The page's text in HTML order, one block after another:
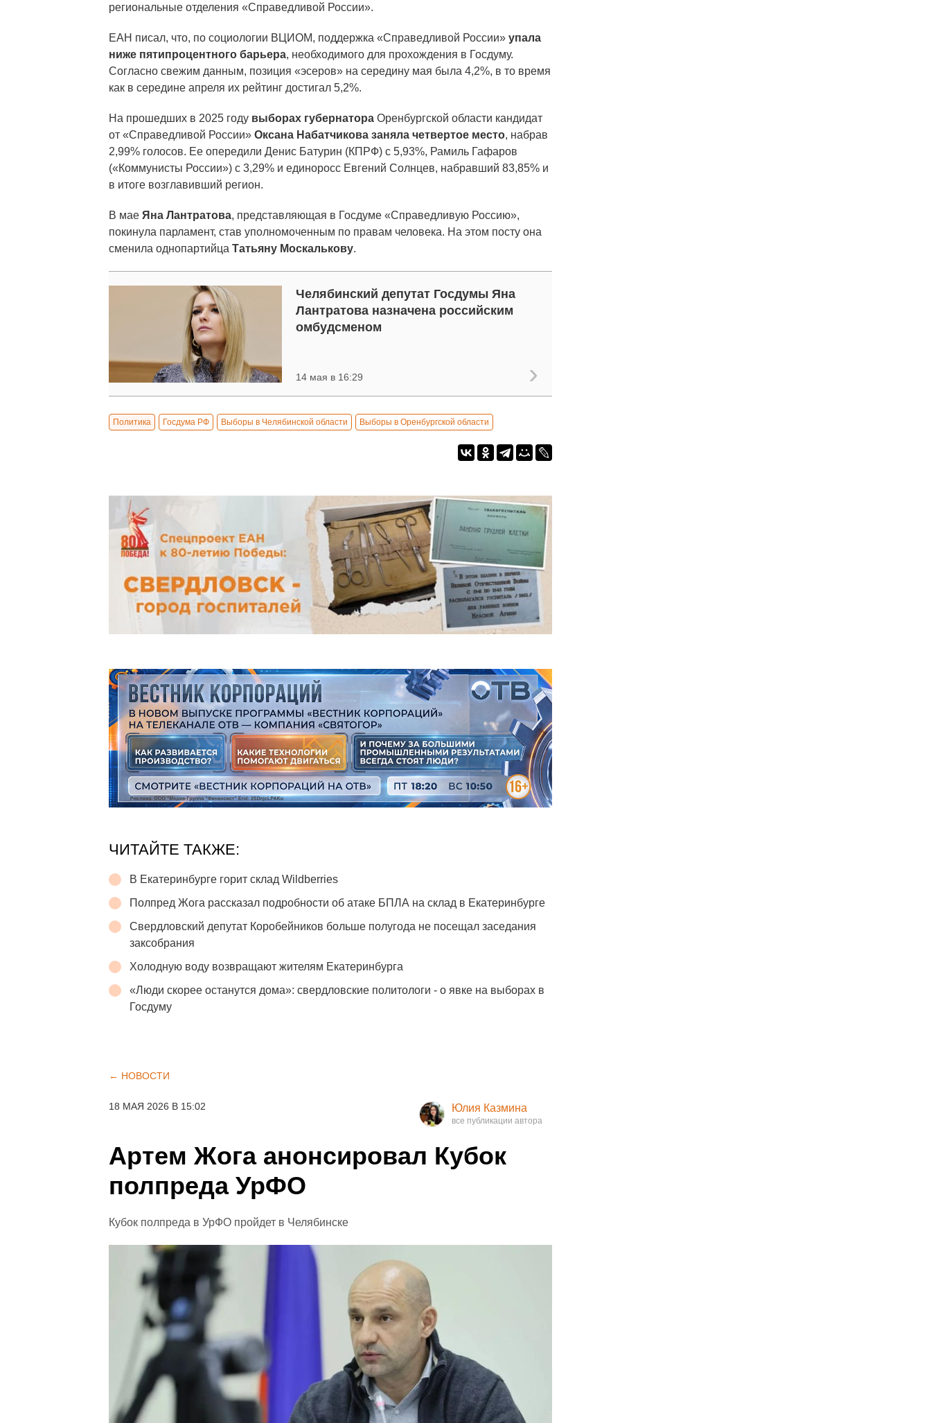
региональные отделения «Справедливой России».
ЕАН писал, что, по социологии ВЦИОМ, поддержка «Справедливой России» упала
ниже пятипроцентного барьера, необходимого для прохождения в Госдуму.
Согласно свежим данным, позиция «эсеров» на середину мая была 4,2%, в то время
как в середине апреля их рейтинг достигал 5,2%.
На прошедших в 2025 году выборах губернатора Оренбургской области кандидат
от «Справедливой России» Оксана Набатчикова заняла четвертое место, набрав
2,99% голосов. Ее опередили Денис Батурин (КПРФ) с 5,93%, Рамиль Гафаров
(«Коммунисты России») с 3,29% и единоросс Евгений Солнцев, набравший 83,85% и
в итоге возглавивший регион.
В мае Яна Лантратова, представляющая в Госдуме «Справедливую Россию»,
покинула парламент, став уполномоченным по правам человека. На этом посту она
сменила однопартийца Татьяну Москалькову.
Челябинский депутат Госдумы Яна
Лантратова назначена российским
омбудсменом
14 мая в 16:29
Политика Госдума РФ Выборы в Челябинской области Выборы в Оренбургской области
ЧИТАЙТЕ ТАКЖЕ:
В Екатеринбурге горит склад Wildberries
Полпред Жога рассказал подробности об атаке БПЛА на склад в Екатеринбурге
Свердловский депутат Коробейников больше полугода не посещал заседания
заксобрания
Холодную воду возвращают жителям Екатеринбурга
«Люди скорее останутся дома»: свердловские политологи - о явке на выборах в
Госдуму
← НОВОСТИ
18 МАЯ 2026 В 15:02 Юлия Казмина
Артем Жога анонсировал Кубок
полпреда УрФО
Кубок полпреда в УрФО пройдет в Челябинске